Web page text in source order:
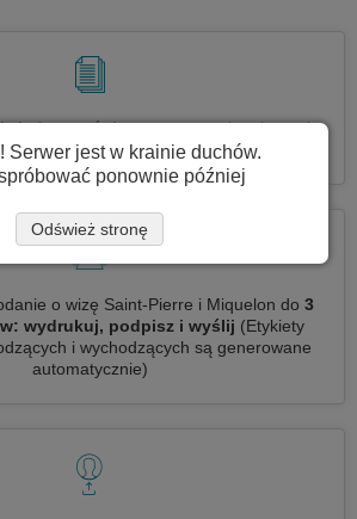
jednocześnieautomatycznie, nie trzeba
powtarzających się informacji
o wizę Saint-Pierre i Miquelon do 3
wydrukuj, podpisz i wyślij (Etykiety
i wychodzących są generowane
automatycznie)
Serwer jest w krainie duchów.
ponownie później
Odśwież stronę